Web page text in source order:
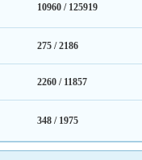
10960 / 125919
275 /2186
2260 / 11857
348 / 1975